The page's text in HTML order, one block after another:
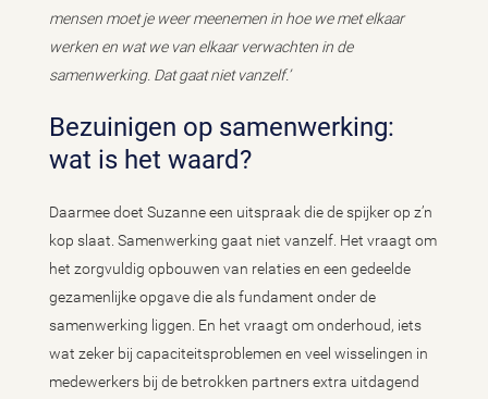
mensen moet je weer meenemen in hoe we met elkaar
werken en wat we van elkaar verwachten in de
samenwerking. Dat gaat niet vanzelf.’
Bezuinigen op samenwerking:
wat is het waard?
Daarmee doet Suzanne een uitspraak die de spijker op z’n
kop slaat. Samenwerking gaat niet vanzelf. Het vraagt om
het zorgvuldig opbouwen van relaties en een gedeelde
gezamenlijke opgave die als fundament onder de
samenwerking liggen. En het vraagt om onderhoud, iets
wat zeker bij capaciteitsproblemen en veel wisselingen in
medewerkers bij de betrokken partners extra uitdagend